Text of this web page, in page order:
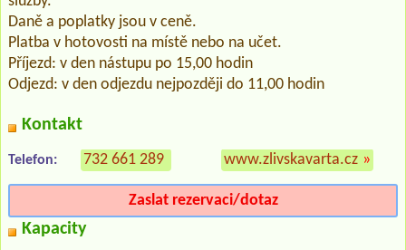
Daně a poplatky jsou v ceně.
Platba v hotovosti na místě nebo na učet.
Příjezd: v den nástupu po 15,00 hodin
Odjezd: v den odjezdu nejpozději do 11,00 hodin
Kontakt
Telefon: 732 661 289 www.zlivskavarta.cz »
Zaslat rezervaci/dotaz
Kapacity